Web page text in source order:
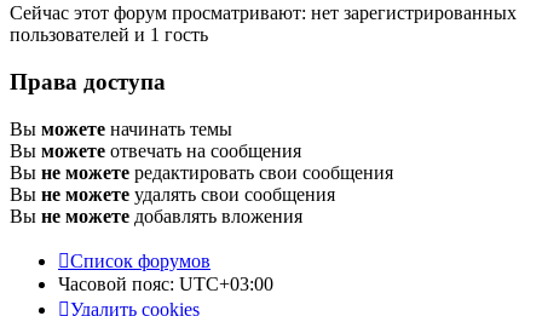
Сейчас этот форум просматривают: нет зарегистрированных
пользователей и 1 гость
Права доступа
Вы можете начинать темы
Вы можете отвечать на сообщения
Вы не можете редактировать свои сообщения
Вы не можете удалять свои сообщения
Вы не можете добавлять вложения
Список форумов
Часовой пояс: UTC+03:00
Удалить cookies